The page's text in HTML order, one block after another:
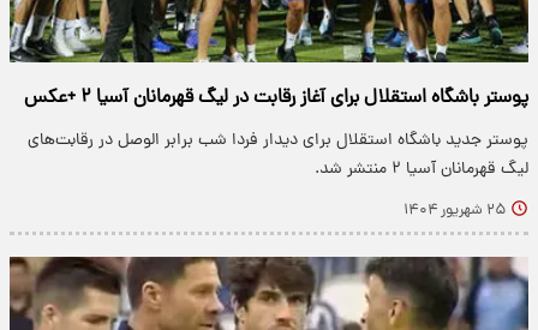
پوستر باشگاه استقلال برای آغاز رقابت در لیگ قهرمانان آسیا ۲ +عکس
پوستر جدید باشگاه استقلال برای دیدار فردا شب برابر الوصل در رقابت‌های
لیگ قهرمانان آسیا ۲ منتشر شد.
۲۵ شهریور ۱۴۰۴